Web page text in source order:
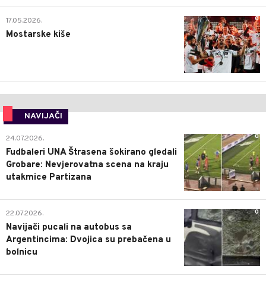
0
17.05.2026.
Mostarske kiše
NAVIJAČI
0
24.07.2026.
Fudbaleri UNA Štrasena šokirano gledali
Grobare: Nevjerovatna scena na kraju
utakmice Partizana
0
22.07.2026.
Navijači pucali na autobus sa
Argentincima: Dvojica su prebačena u
bolnicu